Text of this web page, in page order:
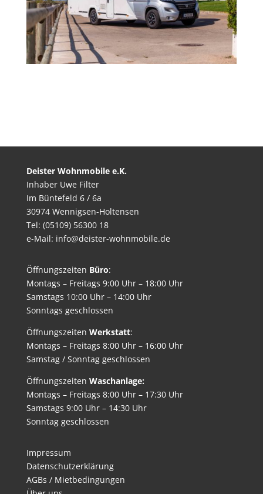
Deister Wohnmobile e.K.
Inhaber Uwe Filter
Im Büntefeld 6 / 6a
30974 Wennigsen-Holtensen
Tel: (05109) 56300 18
e-Mail: info@deister-wohnmobile.de
Öffnungszeiten Büro:
Montags – Freitags 9:00 Uhr – 18:00 Uhr
Samstags 10:00 Uhr – 14:00 Uhr
Sonntags geschlossen
Öffnungszeiten Werkstatt:
Montags – Freitags 8:00 Uhr – 16:00 Uhr
Samstag / Sonntag geschlossen
Öffnungszeiten Waschanlage:
Montags – Freitags 8:00 Uhr – 17:30 Uhr
Samstags 9:00 Uhr – 14:30 Uhr
Sonntag geschlossen
Impressum
Datenschutzerklärung
AGBs / Mietbedingungen